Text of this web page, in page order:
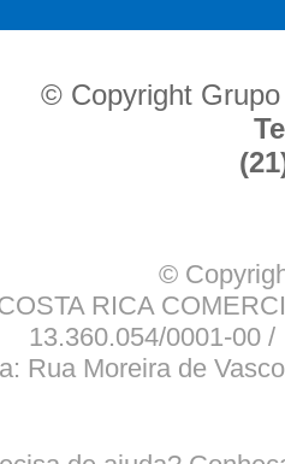
© Copyright
©
RICA
13.360.054/0001-00
Rua Moreira de